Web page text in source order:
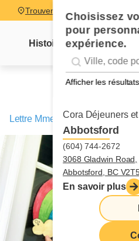
Choisissez
pour
expérience.
Geolocation
Géolocalisation
Afficher les
Cora Déjeuners
Abbotsford
(604) 744-2672
3068 Gladwin Road,
Abbotsford, BC
En savoir plus
Trouver un restaurant
Histoire Lettre Mme
Lettre Mme Cora/ Ça va bien